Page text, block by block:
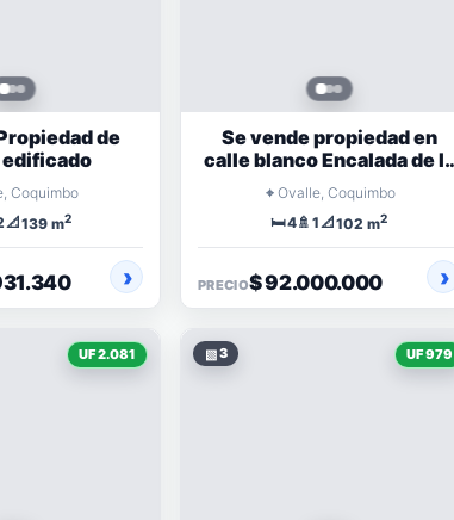
de
Coquimbo
📐139 m2
Se vende propiedad en
calle blanco Encalada de la
población Jose Tomas
Ovalle
⌖ Ovalle, Coquimbo
🛏️4🚿 1📐102 m2
PRECIO$ 92.000.000
UF 2.081 ▧3 UF 979